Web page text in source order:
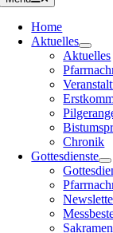
Home
Aktuelles
Aktuelles
Chronik
Gottesdienste